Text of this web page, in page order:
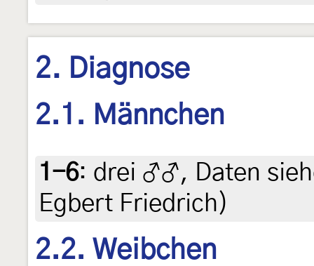
2. Diagnose
2.1. Männchen
1-6: drei ♂♂, Daten
Egbert Friedrich)
2.2. Weibchen